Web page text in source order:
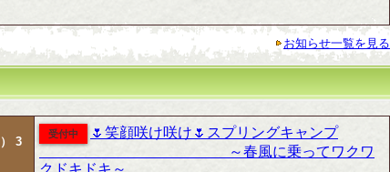
お知らせ一覧を見る
3
受付中
🌷笑顔咲け咲け🌷スプリングキャンプ
～春風に乗ってワクワ
クドキドキ～